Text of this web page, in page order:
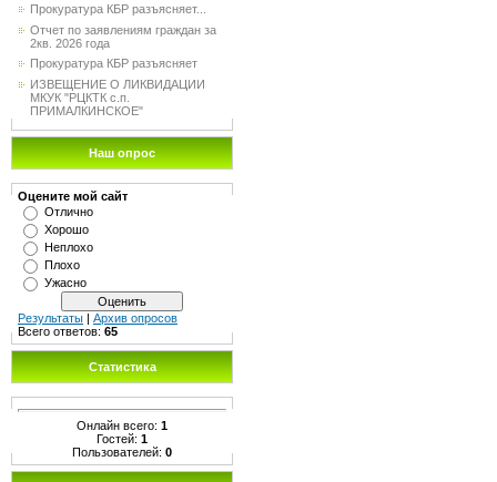
Прокуратура КБР разъясняет...
Отчет по заявлениям граждан за
2кв. 2026 года
Прокуратура КБР разъясняет
ИЗВЕЩЕНИЕ О ЛИКВИДАЦИИ
МКУК "РЦКТК с.п.
ПРИМАЛКИНСКОЕ"
Наш опрос
Оцените мой сайт
Отлично
Хорошо
Неплохо
Плохо
Ужасно
Результаты | Архив опросов
Всего ответов: 65
Статистика
Онлайн всего: 1
Гостей: 1
Пользователей: 0